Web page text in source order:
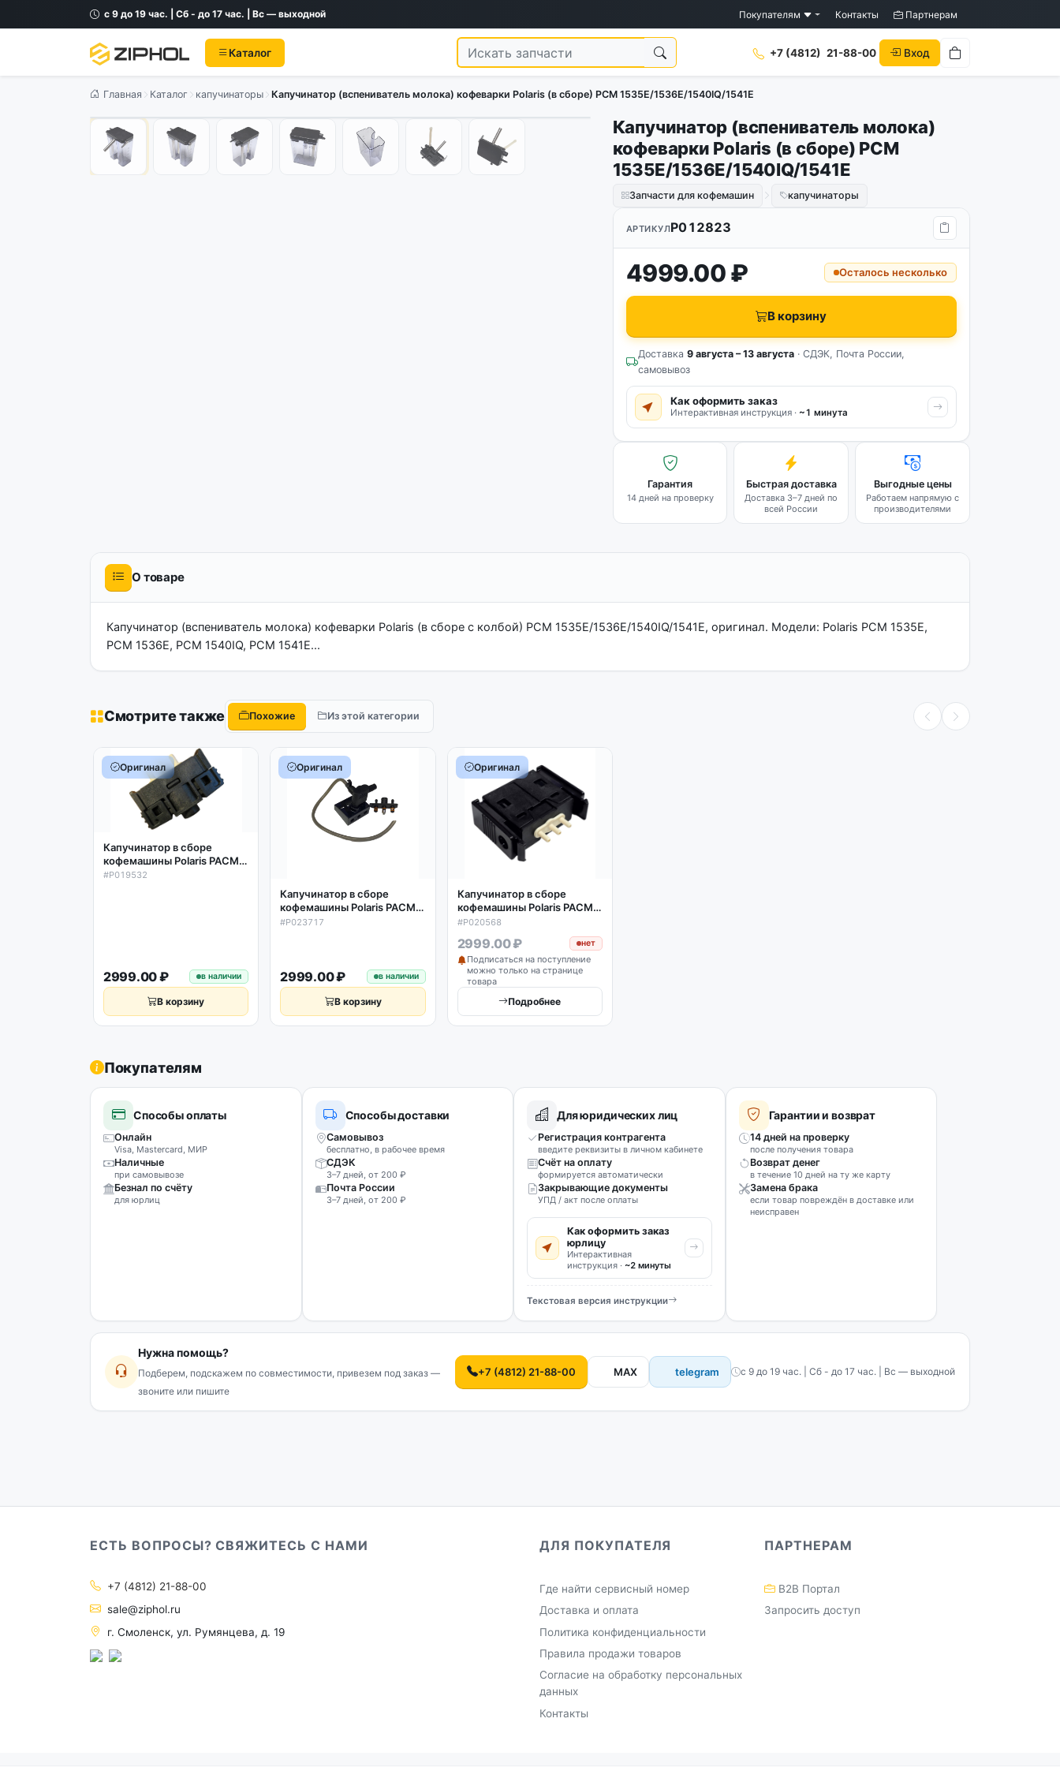
с 9 до 19 час. | Сб - до 17 час. | Вс — выходной Покупателям Контакты Партнерам
Каталог +7 (4812) 21-88-00 Вход
Главная Каталог капучинаторы Капучинатор (вспениватель молока) кофеварки Polaris (в сборе) PCM 1535E/1536E/1540IQ/1541E
Оригинал
Капучинатор (вспениватель молока)
кофеварки Polaris (в сборе) PCM
1535E/1536E/1540IQ/1541E
Запчасти для кофемашин капучинаторы
АРТИКУЛP012823
4999.00 ₽ Осталось несколько
В корзину
Доставка 9 августа – 13 августа· СДЭК, Почта России,
самовывоз
Как оформить заказ
Интерактивная инструкция · ~1 минута
Гарантия
14 дней на проверку
Быстрая доставка
Доставка 3–7 дней по
всей России
Выгодные цены
Работаем напрямую с
производителями
О товаре
Капучинатор (вспениватель молока) кофеварки Polaris (в сборе с колбой) PCM 1535E/1536E/1540IQ/1541E, оригинал. Модели: Polaris PCM 1535E,
PCM 1536E, PCM 1540IQ, PCM 1541E...
Смотрите также Похожие Из этой категории
Оригинал
Капучинатор в сборе
кофемашины Polaris PACM
2045AC/2060AC/2065AC/2
#P019532
2999.00 ₽ в наличии
В корзину
Оригинал
Капучинатор в сборе
кофемашины Polaris PACM
2042AC, 023717, оригинал
#P023717
2999.00 ₽ в наличии
В корзину
Оригинал
Капучинатор в сборе
кофемашины Polaris PACM
2052/2055/2070/2071/208
#P020568
2999.00 ₽ нет
Подписаться на поступление
можно только на странице
товара
Подробнее
Покупателям
Способы оплаты
Онлайн
Visa, Mastercard, МИР
Наличные
при самовывозе
Безнал по счёту
для юрлиц
Способы доставки
Самовывоз
бесплатно, в рабочее время
СДЭК
3–7 дней, от 200 ₽
Почта России
3–7 дней, от 200 ₽
Для юридических лиц
Регистрация контрагента
введите реквизиты в личном кабинете
Счёт на оплату
формируется автоматически
Закрывающие документы
УПД / акт после оплаты
Как оформить заказ
юрлицу
Интерактивная
инструкция · ~2 минуты
Текстовая версия инструкции
Гарантии и возврат
14 дней на проверку
после получения товара
Возврат денег
в течение 10 дней на ту же карту
Замена брака
если товар повреждён в доставке или
неисправен
Нужна помощь?
Подберем, подскажем по совместимости, привезем под заказ —
звоните или пишите
+7 (4812) 21-88-00 MAX telegram с 9 до 19 час. | Сб - до 17 час. | Вс — выходной
ЕСТЬ ВОПРОСЫ? СВЯЖИТЕСЬ С НАМИ
+7 (4812) 21-88-00
sale@ziphol.ru
г. Смоленск, ул. Румянцева, д. 19
ДЛЯ ПОКУПАТЕЛЯ
Где найти сервисный номер
Доставка и оплата
Политика конфиденциальности
Правила продажи товаров
Согласие на обработку персональных
данных
Контакты
ПАРТНЕРАМ
B2B Портал
Запросить доступ